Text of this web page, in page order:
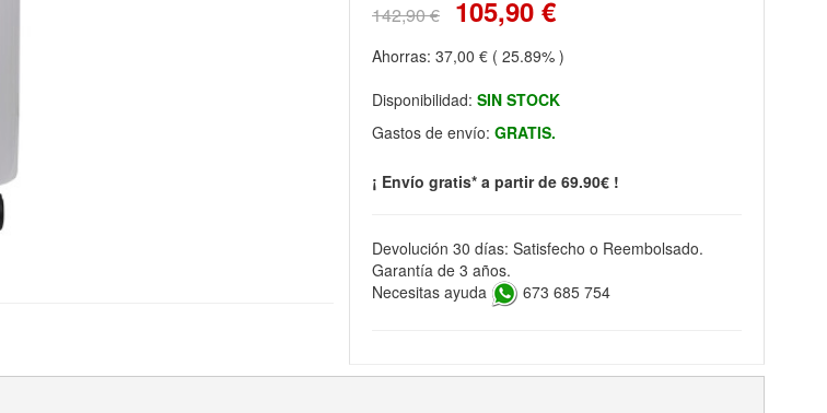
142,90 € 105,90 €
Ahorras: 37,00 € ( 25.89% )
Disponibilidad: SIN STOCK
Gastos de envío: GRATIS.
¡ Envío gratis* a partir de 69.90€ !
Devolución 30 días: Satisfecho o Reembolsado.
Garantía de 3 años.
Necesitas ayuda
673 685 754